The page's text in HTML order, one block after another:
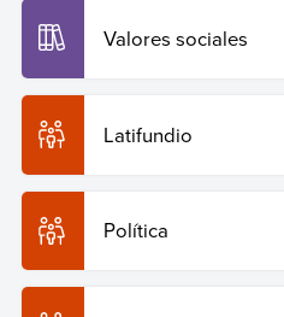
Valores sociales
Latifundio
Política